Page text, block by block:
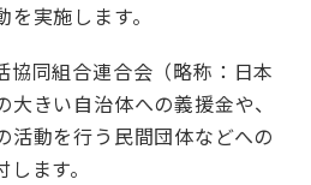
実施します。
協同組合連合会（略称：日本
きい自治体への義援金や、
活動を行う民間団体などへの
ます。